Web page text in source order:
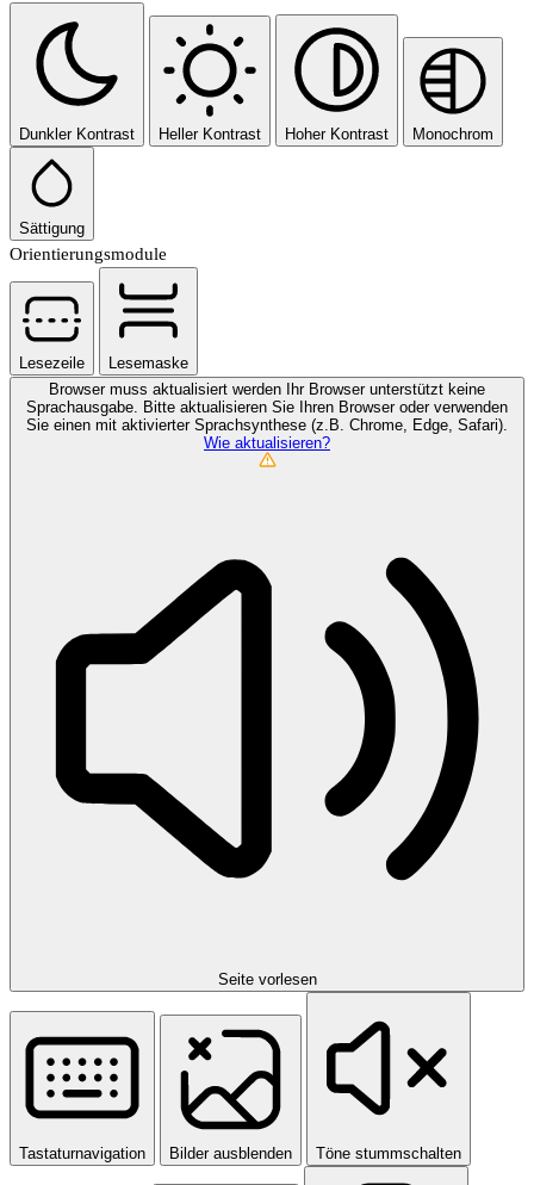
Dunkler Kontrast Heller Kontrast Hoher Kontrast Monochrom
Sättigung
Orientierungsmodule
Lesezeile
Lesemaske
Browser muss aktualisiert werden
Ihr Browser unterstützt keine
Sprachausgabe. Bitte aktualisieren Sie Ihren Browser oder verwenden
Sie einen mit aktivierter Sprachsynthese (z.B. Chrome, Edge, Safari).
Wie aktualisieren?
Seite vorlesen
Tastaturnavigation Bilder ausblenden Töne stummschalten